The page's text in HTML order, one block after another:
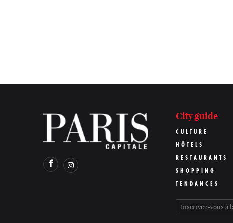
City guide
CULTURE
HÔTELS
RESTAURANTS
SHOPPING
TENDANCES